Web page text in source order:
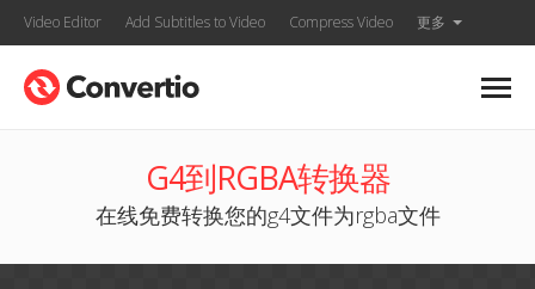
Video Editor Add Subtitles to Video Compress Video 更多
G4到RGBA转换器
在线免费转换您的g4文件为rgba文件